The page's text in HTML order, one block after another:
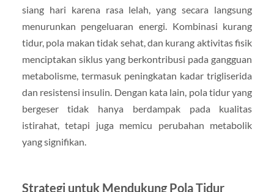
siang hari karena rasa lelah, yang secara langsung
menurunkan pengeluaran energi. Kombinasi kurang
tidur, pola makan tidak sehat, dan kurang aktivitas fisik
menciptakan siklus yang berkontribusi pada gangguan
metabolisme, termasuk peningkatan kadar trigliserida
dan resistensi insulin. Dengan kata lain, pola tidur yang
bergeser tidak hanya berdampak pada kualitas
istirahat, tetapi juga memicu perubahan metabolik
yang signifikan.
Strategi untuk Mendukung Pola Tidur